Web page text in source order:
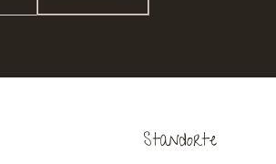
Standorte